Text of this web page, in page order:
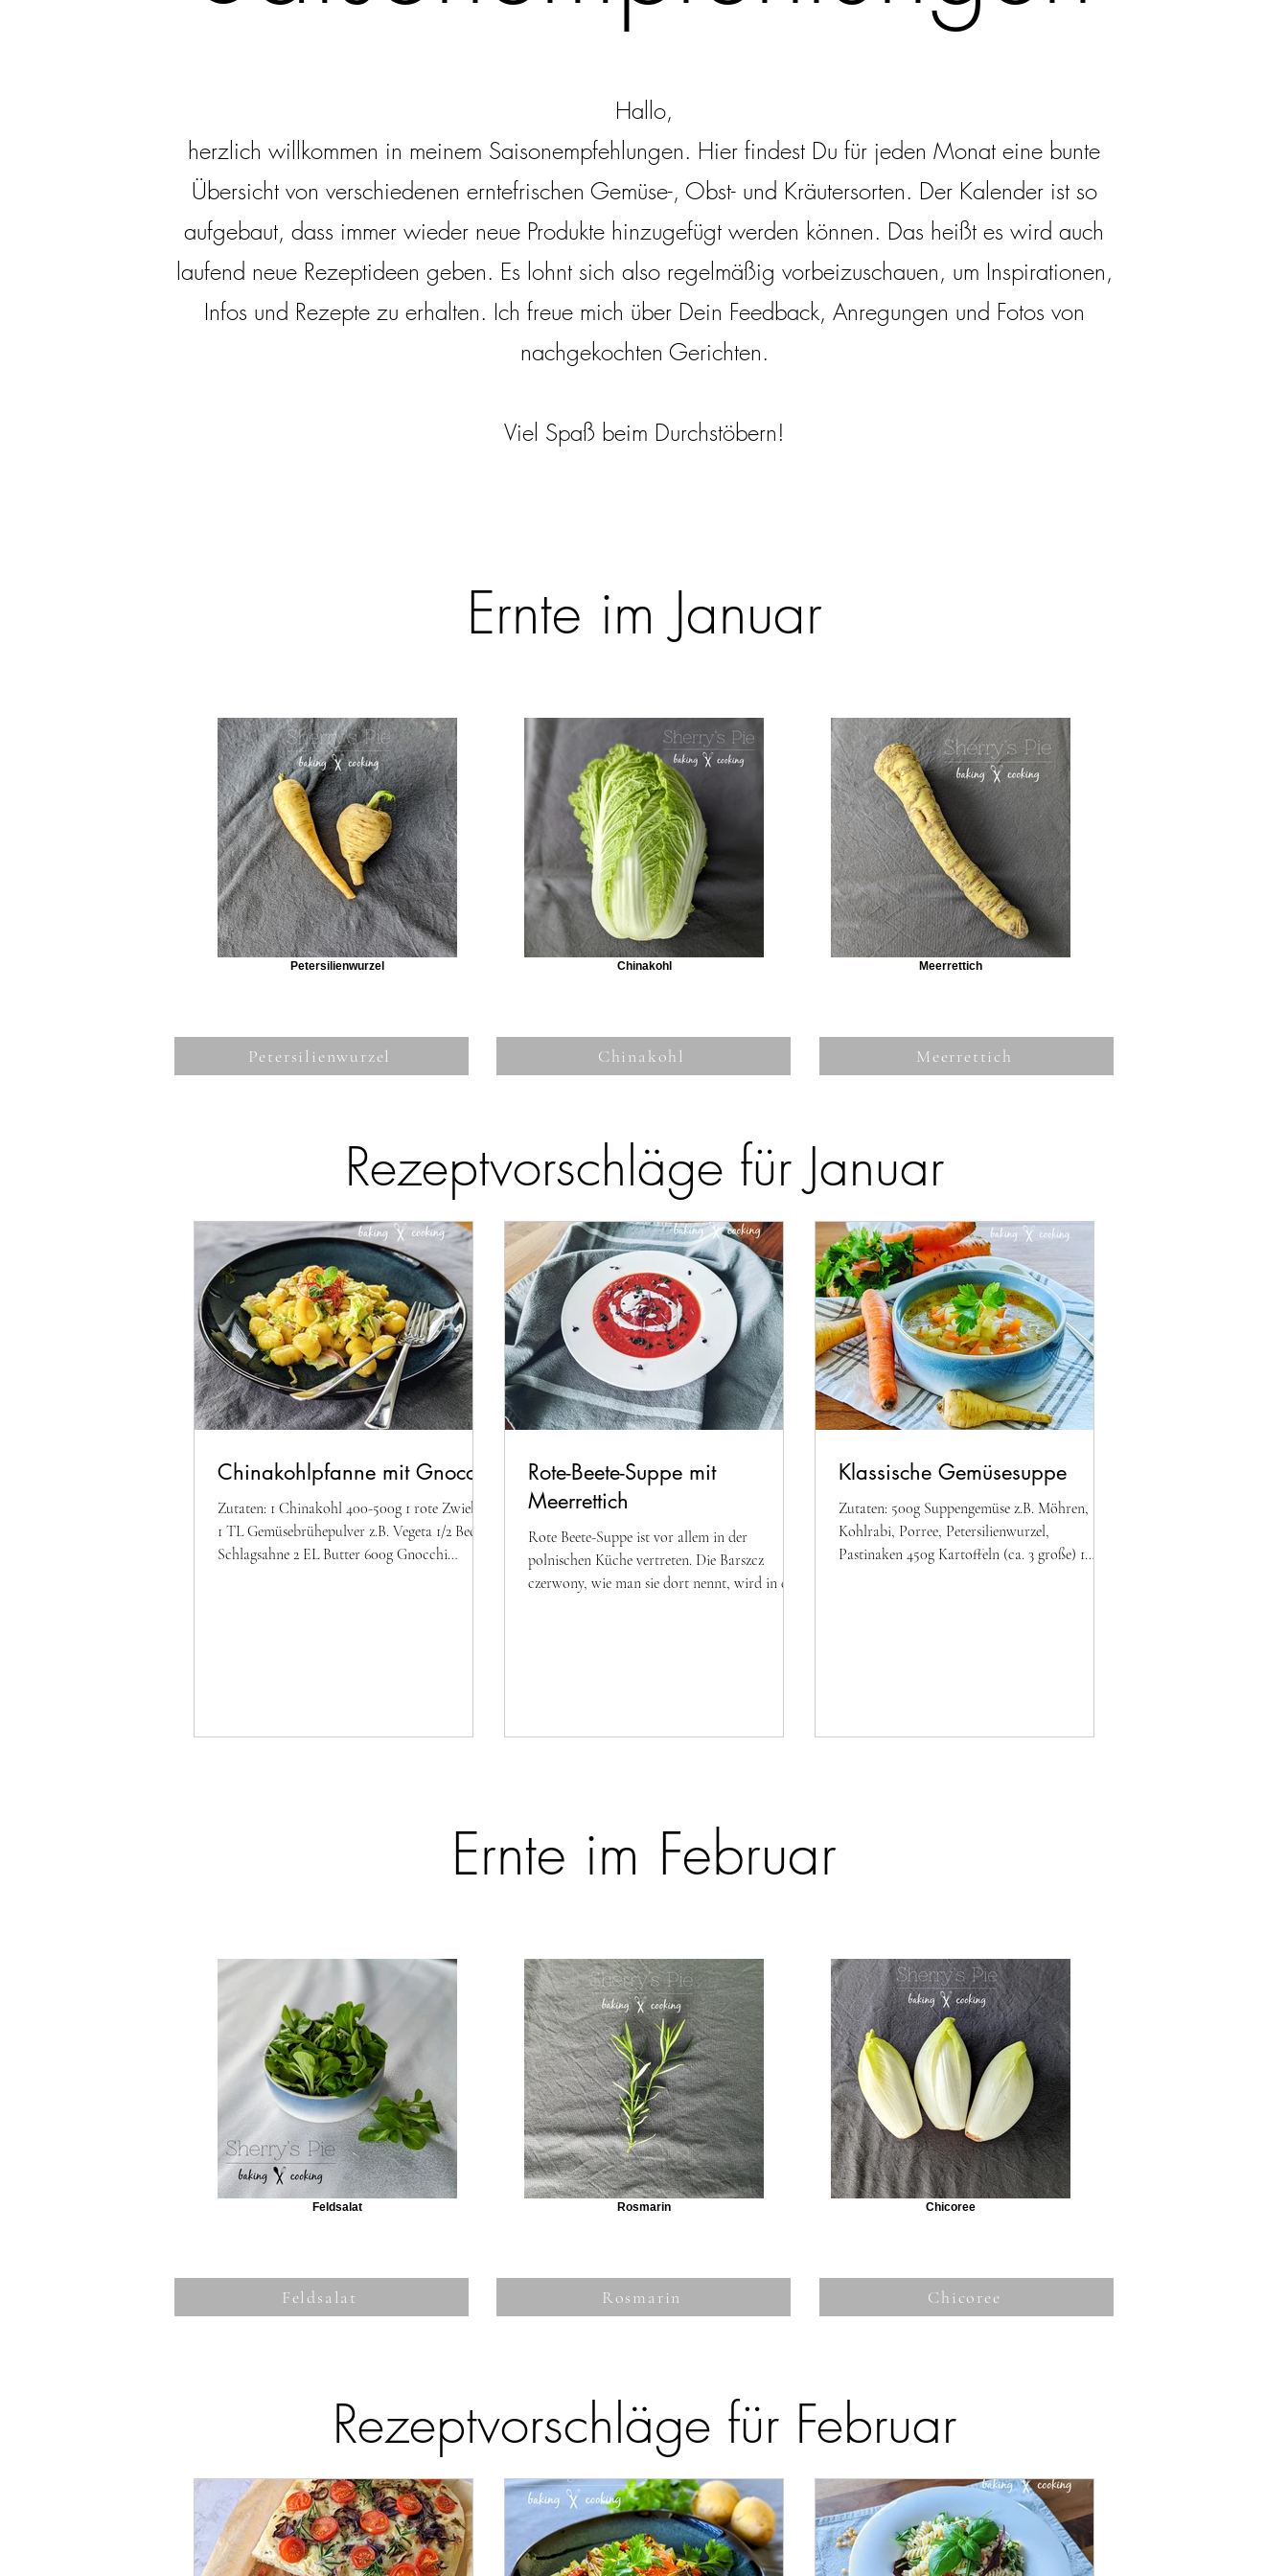
Hallo,
herzlich willkommen in meinem Saisonempfehlungen. Hier findest Du für jeden Monat eine bunte
Übersicht von verschiedenen erntefrischen Gemüse-, Obst- und Kräutersorten. Der Kalender ist so
aufgebaut, dass immer wieder neue Produkte hinzugefügt werden können. Das heißt es wird auch
laufend neue Rezeptideen geben. Es lohnt sich also regelmäßig vorbeizuschauen, um Inspirationen,
Infos und Rezepte zu erhalten. Ich freue mich über Dein Feedback, Anregungen und Fotos von
nachgekochten Gerichten.
Viel Spaß beim Durchstöbern!
Ernte im Januar
Petersilienwurzel Chinakohl Meerrettich
Petersilienwurzel Chinakohl Meerrettich
Rezeptvorschläge für Januar
Chinakohlpfanne mit Gnocchi
Zutaten: 1 Chinakohl 400-500g 1 rote Zwiebel
1 TL Gemüsebrühepulver z.B. Vegeta 1/2 Becher
Schlagsahne 2 EL Butter 600g Gnocchi
Rote-Beete-Suppe mit
Meerrettich
Rote Beete-Suppe ist vor allem in der
polnischen Küche vertreten. Die Barszcz
czerwony, wie man sie dort nennt, wird in der
Klassische Gemüsesuppe
Zutaten: 500g Suppengemüse z.B. Möhren,
Kohlrabi, Porree, Petersilienwurzel,
Pastinaken 450g Kartoffeln (ca. 3 große) 1
Ernte im Februar
Feldsalat Rosmarin Chicoree
Feldsalat Rosmarin Chicoree
Rezeptvorschläge für Februar